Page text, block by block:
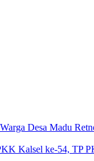
Desa Madu
Kalsel ke-54, TP